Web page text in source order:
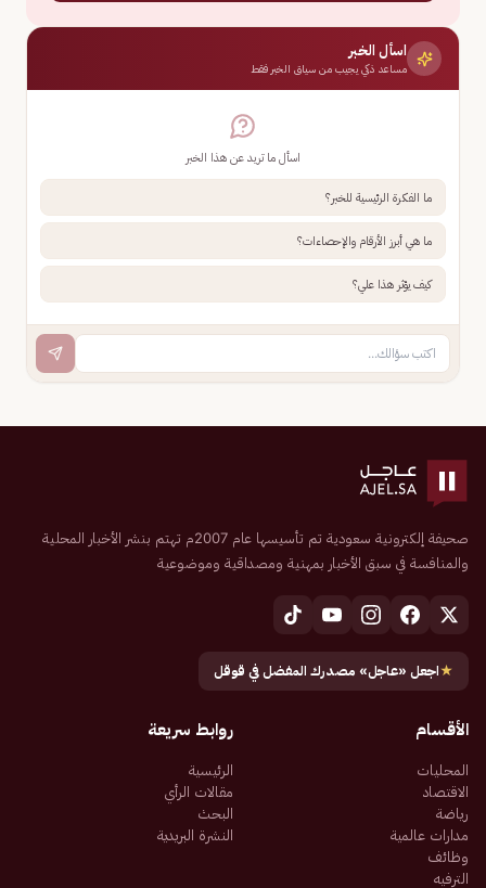
اسأل الخبر
مساعد ذكي يجيب من سياق الخبر فقط
اسأل ما تريد عن هذا الخبر
ما الفكرة الرئيسية للخبر؟
ما هي أبرز الأرقام والإحصاءات؟
كيف يؤثر هذا علي؟
صحيفة إلكترونية سعودية تم تأسيسها عام 2007م تهتم بنشر الأخبار المحلية
والمنافسة في سبق الأخبار بمهنية ومصداقية وموضوعية
★اجعل «عاجل» مصدرك المفضل في قوقل
الأقسام
المحليات
الاقتصاد
رياضة
مدارات عالمية
وظائف
الترفيه
روابط سريعة
الرئيسية
مقالات الرأي
البحث
النشرة البريدية